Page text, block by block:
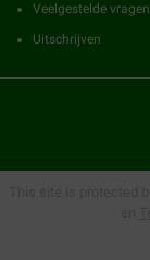
Veelgestelde vragen
Uitschrijven